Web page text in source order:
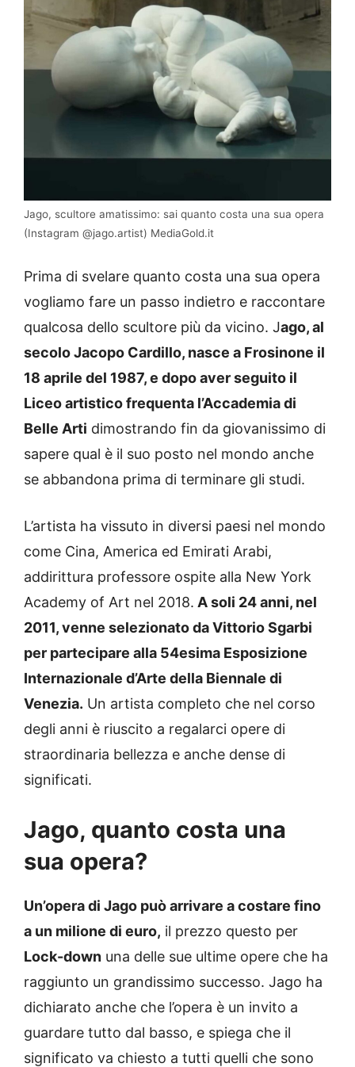
Jago, scultore amatissimo: sai quanto costa una sua opera
(Instagram @jago.artist) MediaGold.it
Prima di svelare quanto costa una sua opera
vogliamo fare un passo indietro e raccontare
qualcosa dello scultore più da vicino. Jago, al
secolo Jacopo Cardillo, nasce a Frosinone il
18 aprile del 1987, e dopo aver seguito il
Liceo artistico frequenta l’Accademia di
Belle Arti dimostrando fin da giovanissimo di
sapere qual è il suo posto nel mondo anche
se abbandona prima di terminare gli studi.
L’artista ha vissuto in diversi paesi nel mondo
come Cina, America ed Emirati Arabi,
addirittura professore ospite alla New York
Academy of Art nel 2018. A soli 24 anni, nel
2011, venne selezionato da Vittorio Sgarbi
per partecipare alla 54esima Esposizione
Internazionale d’Arte della Biennale di
Venezia. Un artista completo che nel corso
degli anni è riuscito a regalarci opere di
straordinaria bellezza e anche dense di
significati.
Jago, quanto costa una
sua opera?
Un’opera di Jago può arrivare a costare fino
a un milione di euro, il prezzo questo per
Lock-down una delle sue ultime opere che ha
raggiunto un grandissimo successo. Jago ha
dichiarato anche che l’opera è un invito a
guardare tutto dal basso, e spiega che il
significato va chiesto a tutti quelli che sono